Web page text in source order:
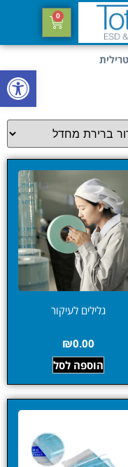
פתח
0
גלילים לעיקור
₪0.00
הוספה לסל